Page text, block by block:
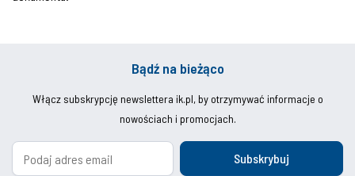
Bądź na bieżąco
Włącz subskrypcję newslettera ik.pl, by otrzymywać informacje o
nowościach i promocjach.
Subskrybuj